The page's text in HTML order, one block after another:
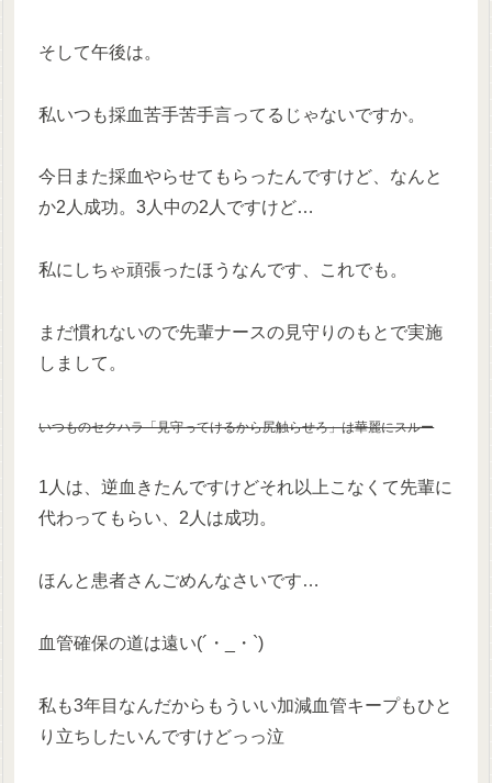
そして午後は。
私いつも採血苦手苦手言ってるじゃないですか。
今日また採血やらせてもらったんですけど、なんと
か2人成功。3人中の2人ですけど…
私にしちゃ頑張ったほうなんです、これでも。
まだ慣れないので先輩ナースの見守りのもとで実施
しまして。
いつものセクハラ「見守ってけるから尻触らせろ」は華麗にスルー
1人は、逆血きたんですけどそれ以上こなくて先輩に
代わってもらい、2人は成功。
ほんと患者さんごめんなさいです…
血管確保の道は遠い(´・_・`)
私も3年目なんだからもういい加減血管キープもひと
り立ちしたいんですけどっっ泣